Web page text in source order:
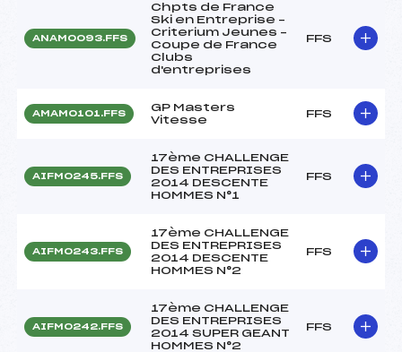
ANAM0093.FFS
Chpts de France
Ski en Entreprise –
Criterium Jeunes –
Coupe de France
Clubs
d'entreprises
FFS
AMAM0101.FFS
GP Masters
Vitesse
FFS
AIFM0245.FFS
17ème CHALLENGE
DES ENTREPRISES
2014 DESCENTE
HOMMES N°1
FFS
AIFM0243.FFS
17ème CHALLENGE
DES ENTREPRISES
2014 DESCENTE
HOMMES N°2
FFS
AIFM0242.FFS
17ème CHALLENGE
DES ENTREPRISES
2014 SUPER GEANT
HOMMES N°2
FFS